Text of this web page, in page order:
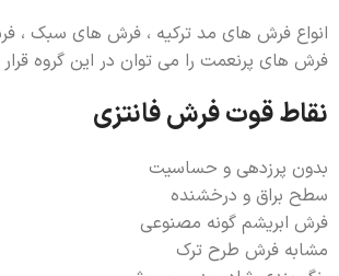
انواع فرش های مد ترکیه ، فرش های سبک ،
فرش های پرنعمت را می توان در این گروه قرار
نقاط قوت فرش فانتزی
بدون پرزدهی و حساسیت
سطح براق و درخشنده
فرش ابریشم گونه مصنوعی
مشابه فرش طرح ترک